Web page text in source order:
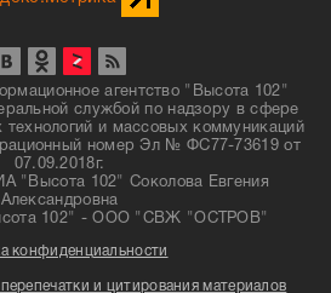
агентство "Высота 102"
службой по надзору в сфере
и массовых коммуникаций
номер Эл № ФС77-73619 от
07.09.2018г.
"Высота 102" Соколова Евгения
Александровна
102" - ООО "СВЖ "ОСТРОВ"
конфиденциальности
и цитирования материалов